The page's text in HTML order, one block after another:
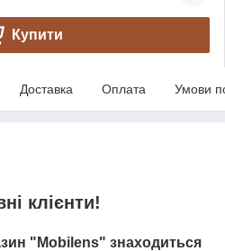
Купити
Доставка Оплата Умови
клієнти!
"Mobilens" знаходиться